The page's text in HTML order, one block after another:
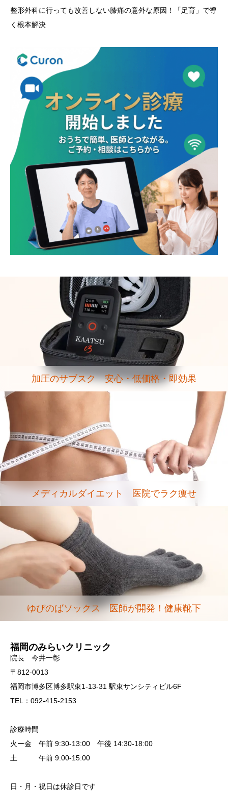
整形外科に行っても改善しない膝痛の意外な原因！「足育」で導
く根本解決
加圧のサブスク 安心・低価格・即効果
メディカルダイエット 医院でラク痩せ
ゆびのばソックス 医師が開発！健康靴下
福岡のみらいクリニック
院長 今井一彰
〒812-0013
福岡市博多区博多駅東1-13-31 駅東サンシティビル6F
TEL：092-415-2153
診療時間
火ー金 午前 9:30-13:00 午後 14:30-18:00
土 午前 9:00-15:00
日・月・祝日は休診日です